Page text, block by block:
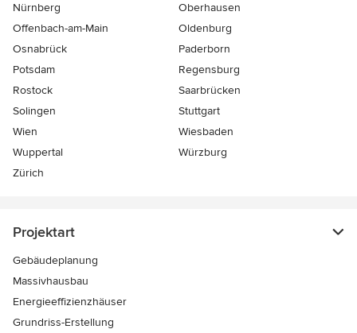
Nürnberg
Oberhausen
Offenbach-am-Main
Oldenburg
Osnabrück
Paderborn
Potsdam
Regensburg
Rostock
Saarbrücken
Solingen
Stuttgart
Wien
Wiesbaden
Wuppertal
Würzburg
Zürich
Projektart
Gebäudeplanung
Massivhausbau
Energieeffizienzhäuser
Grundriss-Erstellung